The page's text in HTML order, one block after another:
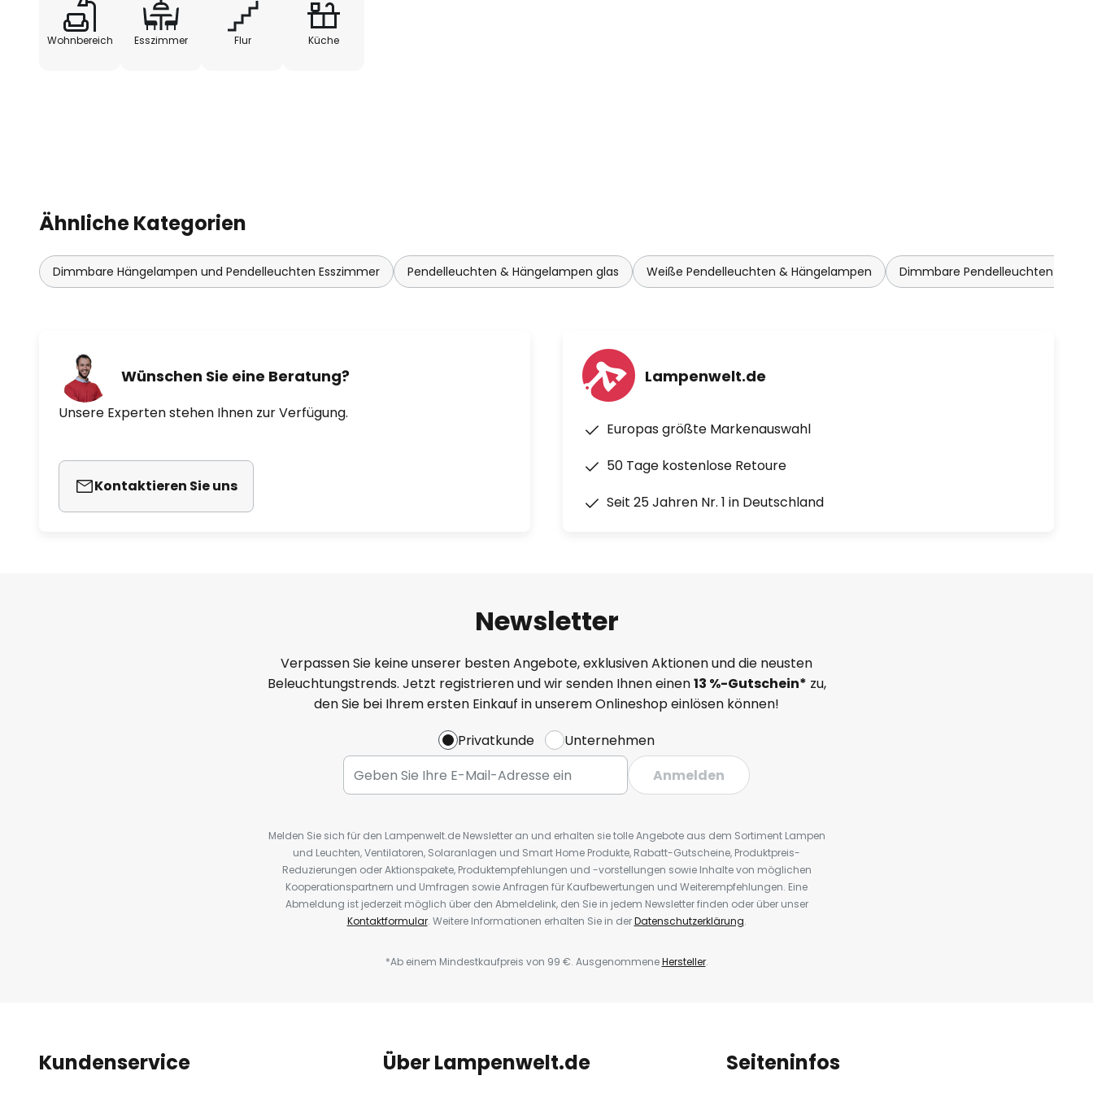
ästhetisch überzeugt und jeden Raum mit einer besonderen
Atmosphäre bereichert.
Wohnbereich Esszimmer Flur Küche
Ähnliche Kategorien
Dimmbare Hängelampen und Pendelleuchten Esszimmer Pendelleuchten & Hängelampen glas Weiße Pendelleuchten & Hängelampen Dimmbare Pendelleuchten &
Wünschen Sie eine Beratung?
Unsere Experten stehen Ihnen zur Verfügung.
Kontaktieren Sie uns
Lampenwelt.de
Europas größte Markenauswahl
50 Tage kostenlose Retoure
Seit 25 Jahren Nr. 1 in Deutschland
Newsletter
Verpassen Sie keine unserer besten Angebote, exklusiven Aktionen und die neusten
Beleuchtungstrends. Jetzt registrieren und wir senden Ihnen einen13 %-Gutschein* zu,
den Sie bei Ihrem ersten Einkauf in unserem Onlineshop einlösen können!
Privatkunde
Unternehmen
Anmelden
Melden Sie sich für den Lampenwelt.de Newsletter an und erhalten sie tolle Angebote aus dem Sortiment Lampen
und Leuchten, Ventilatoren, Solaranlagen und Smart Home Produkte, Rabatt-Gutscheine, Produktpreis-
Reduzierungen oder Aktionspakete, Produktempfehlungen und -vorstellungen sowie Inhalte von möglichen
Kooperationspartnern und Umfragen sowie Anfragen für Kaufbewertungen und Weiterempfehlungen. Eine
Abmeldung ist jederzeit möglich über den Abmeldelink, den Sie in jedem Newsletter finden oder über unser
Kontaktformular. Weitere Informationen erhalten Sie in derDatenschutzerklärung.
*Ab einem Mindestkaufpreis von 99 €. AusgenommeneHersteller.
Kundenservice Über Lampenwelt.de Seiteninfos